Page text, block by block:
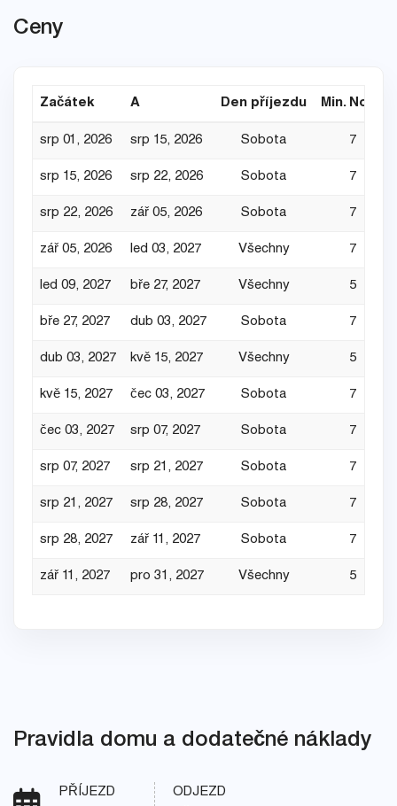
Ceny
Začátek A Den příjezdu Min. Noce
srp 01, 2026 srp 15, 2026 Sobota 7
srp 15, 2026 srp 22, 2026 Sobota 7
srp 22, 2026 zář 05, 2026 Sobota 7
zář 05, 2026 led 03, 2027 Všechny 7
led 09, 2027 bře 27, 2027 Všechny 5
bře 27, 2027 dub 03, 2027 Sobota 7
dub 03, 2027 kvě 15, 2027 Všechny 5
kvě 15, 2027 čec 03, 2027 Sobota 7
čec 03, 2027 srp 07, 2027 Sobota 7
srp 07, 2027 srp 21, 2027 Sobota 7
srp 21, 2027 srp 28, 2027 Sobota 7
srp 28, 2027 zář 11, 2027 Sobota 7
zář 11, 2027 pro 31, 2027 Všechny 5
Pravidla domu a dodatečné náklady
PŘÍJEZD
ODJEZD